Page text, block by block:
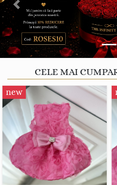
Previous
CELE MAI
new